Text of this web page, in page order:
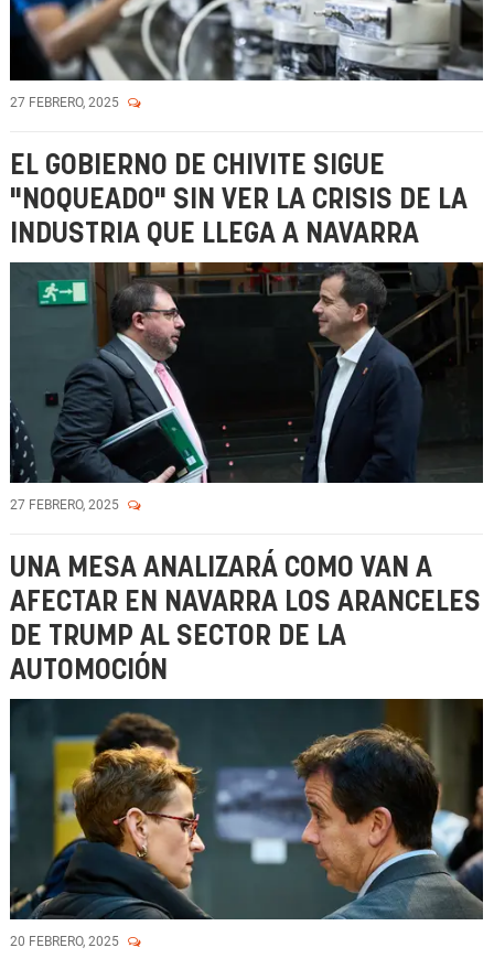
27 FEBRERO, 2025
EL GOBIERNO DE CHIVITE SIGUE
"NOQUEADO" SIN VER LA CRISIS DE LA
INDUSTRIA QUE LLEGA A NAVARRA
27 FEBRERO, 2025
UNA MESA ANALIZARÁ COMO VAN A
AFECTAR EN NAVARRA LOS ARANCELES
DE TRUMP AL SECTOR DE LA
AUTOMOCIÓN
20 FEBRERO, 2025